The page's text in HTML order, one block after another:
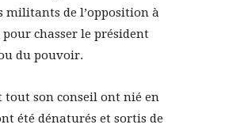
militants de l’opposition à
chasser le président
du pouvoir.
tout son conseil ont nié en
été dénaturés et sortis de